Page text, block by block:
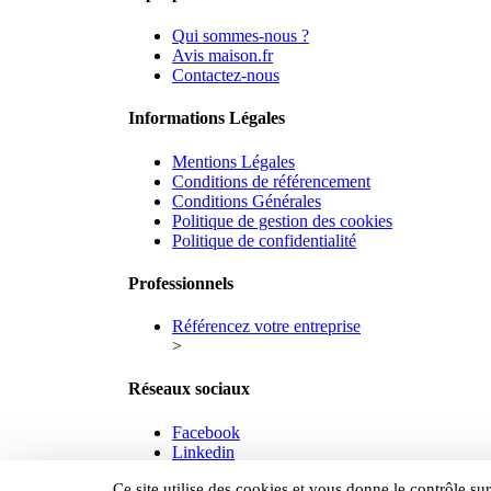
Qui sommes-nous ?
Avis maison.fr
Contactez-nous
Informations Légales
Mentions Légales
Conditions de référencement
Conditions Générales
Politique de gestion des cookies
Politique de confidentialité
Professionnels
Référencez votre entreprise
>
Réseaux sociaux
Facebook
Linkedin